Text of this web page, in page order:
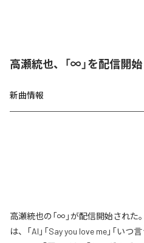
高瀬統也、「∞」を配信開始
新曲情報
高瀬統也の「∞」が配信開始され
は、「AI」「Say you love me」「いつ